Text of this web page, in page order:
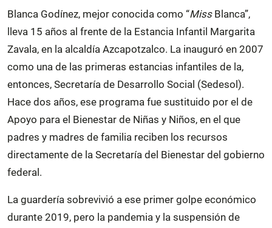
Blanca Godínez, mejor conocida como “MissBlanca”,
lleva 15 años al frente de la Estancia Infantil Margarita
Zavala, en la alcaldía Azcapotzalco. La inauguró en 2007
como una de las primeras estancias infantiles de la,
entonces, Secretaría de Desarrollo Social (Sedesol).
Hace dos años, ese programa fue sustituido por el de
Apoyo para el Bienestar de Niñas y Niños, en el que
padres y madres de familia reciben los recursos
directamente de la Secretaría del Bienestar del gobierno
federal.
La guardería sobrevivió a ese primer golpe económico
durante 2019, pero la pandemia y la suspensión de